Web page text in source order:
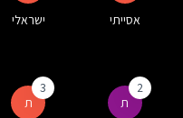
אסייתי ישראלי
ת
2
ת
3